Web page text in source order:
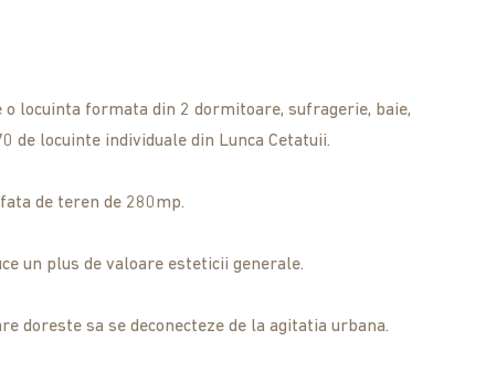
locuinta formata din 2 dormitoare, sufragerie, baie,
locuinte individuale din Lunca Cetatuii.
de teren de 280mp.
un plus de valoare esteticii generale.
doreste sa se deconecteze de la agitatia urbana.